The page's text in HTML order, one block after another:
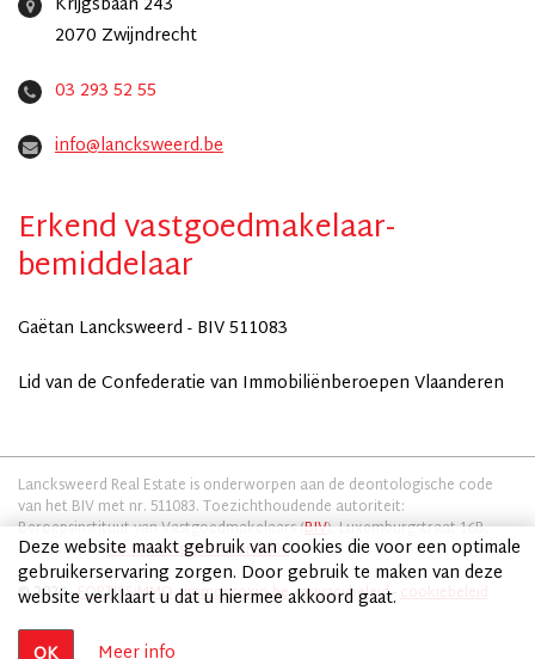
2070 Zwijndrecht
03 293 52 55
info@lancksweerd.be
Erkend vastgoedmakelaar-
bemiddelaar
Gaëtan Lancksweerd - BIV 511083
Lid van de Confederatie van Immobiliënberoepen Vlaanderen
Lancksweerd Real Estate is onderworpen aan de deontologische code
van het BIV met nr. 511083. Toezichthoudende autoriteit:
Beroepsinstituut van Vastgoedmakelaars (BIV), Luxemburgstraat 16B,
1000 Brussel.KB van 27 september 2006
© 2026 -FORTISSiMMO-immoproxio.be-privacybeleid-
Deze website maakt gebruik van cookies die voor een optimale
gebruikerservaring zorgen. Door gebruik te maken van deze
website verklaart u dat u hiermee akkoord gaat.